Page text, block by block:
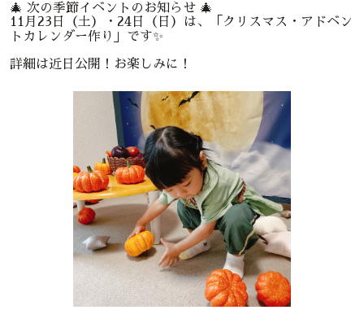
🎄 次の季節イベントのお知らせ 🎄
11月23日（土）・24日（日）は、「クリスマス・アドベン
トカレンダー作り」です✨
詳細は近日公開！お楽しみに！